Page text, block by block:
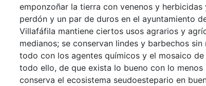
emponzoñar la tierra con venenos y
perdón y un par de duros en el ayuntamiento
Villafáfila mantiene ciertos usos agrarios y
medianos; se conservan lindes y barbechos
todo con los agentes químicos y el mosaico
todo ello, de que exista lo bueno con lo
conserva el ecosistema seudoestepario en